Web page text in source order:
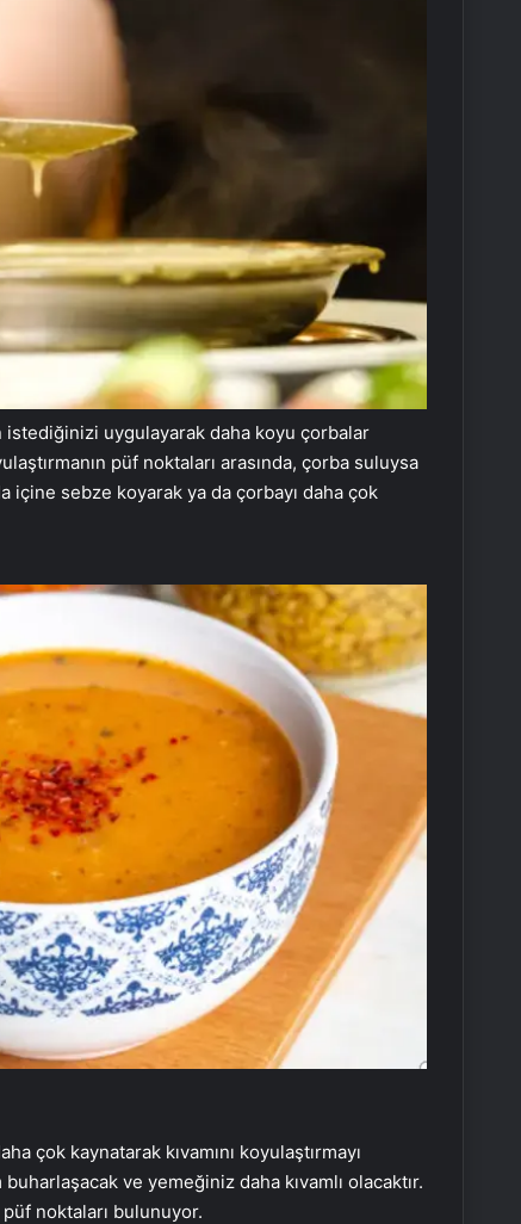
istediğinizi uygulayarak daha koyu çorbalar
püf noktaları arasında, çorba suluysa
içine sebze koyarak ya da çorbayı daha çok
çok kaynatarak kıvamını koyulaştırmayı
ve yemeğiniz daha kıvamlı olacaktır.
püf noktaları bulunuyor.